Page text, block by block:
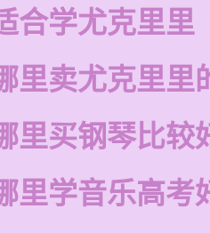
合学尤克里里
里卖尤克里里
里买钢琴比较
里学音乐高考